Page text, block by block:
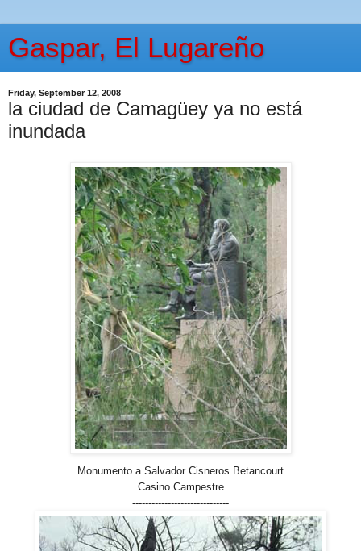
Gaspar, El Lugareño
Friday, September 12, 2008
la ciudad de Camagüey ya no está
inundada
Monumento a Salvador Cisneros Betancourt
Casino Campestre
------------------------------